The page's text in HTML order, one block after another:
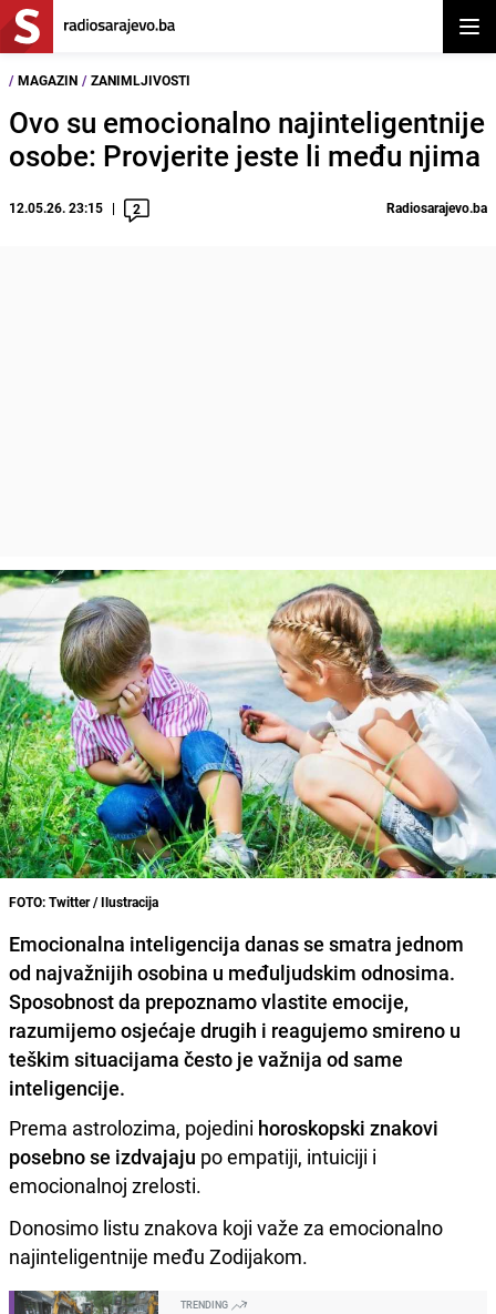
/ MAGAZIN / ZANIMLJIVOSTI
Ovo su emocionalno najinteligentnije
osobe: Provjerite jeste li među njima
12.05.26. 23:15 2 Radiosarajevo.ba
FOTO: Twitter / Ilustracija
Emocionalna inteligencija danas se smatra jednom
od najvažnijih osobina u međuljudskim odnosima.
Sposobnost da prepoznamo vlastite emocije,
razumijemo osjećaje drugih i reagujemo smireno u
teškim situacijama često je važnija od same
inteligencije.
Prema astrolozima, pojedini horoskopski znakovi
posebno se izdvajaju po empatiji, intuiciji i
emocionalnoj zrelosti.
Donosimo listu znakova koji važe za emocionalno
najinteligentnije među Zodijakom.
TRENDING